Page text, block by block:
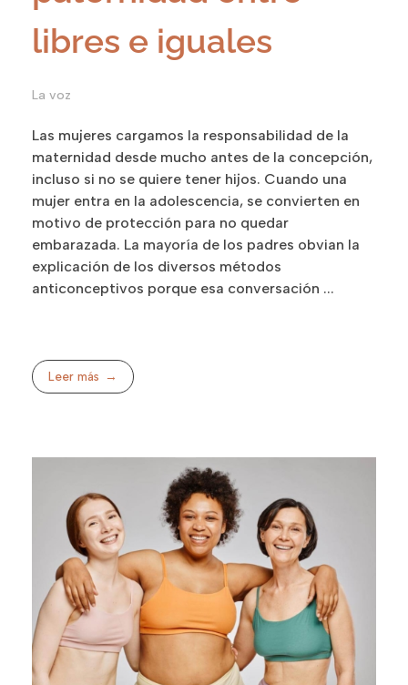
libres e iguales
La voz
Las mujeres cargamos la responsabilidad de la
maternidad desde mucho antes de la concepción,
incluso si no se quiere tener hijos. Cuando una
mujer entra en la adolescencia, se convierten en
motivo de protección para no quedar
embarazada. La mayoría de los padres obvian la
explicación de los diversos métodos
anticonceptivos porque esa conversación ...
Leer más